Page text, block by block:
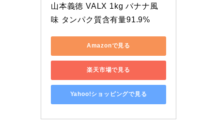
山本義徳 VALX 1kg バナナ風
味 タンパク質含有量91.9%
Amazonで見る
楽天市場で見る
Yahoo!ショッピングで見る